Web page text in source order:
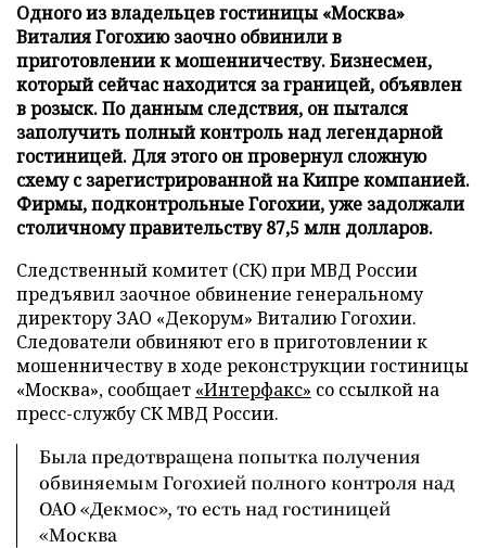
Одного из владельцев гостиницы «Москва»
Виталия Гогохию заочно обвинили в
приготовлении к мошенничеству. Бизнесмен,
который сейчас находится за границей, объявлен
в розыск. По данным следствия, он пытался
заполучить полный контроль над легендарной
гостиницей. Для этого он провернул сложную
схему с зарегистрированной на Кипре компанией.
Фирмы, подконтрольные Гогохии, уже задолжали
столичному правительству 87,5 млн долларов.
Следственный комитет (СК) при МВД России
предъявил заочное обвинение генеральному
директору ЗАО «Декорум» Виталию Гогохии.
Следователи обвиняют его в приготовлении к
мошенничеству в ходе реконструкции гостиницы
«Москва», сообщает «Интерфакс» со ссылкой на
пресс-службу СК МВД России.
Была предотвращена попытка получения
обвиняемым Гогохией полного контроля над
ОАО «Декмос», то есть над гостиницей
«Москва